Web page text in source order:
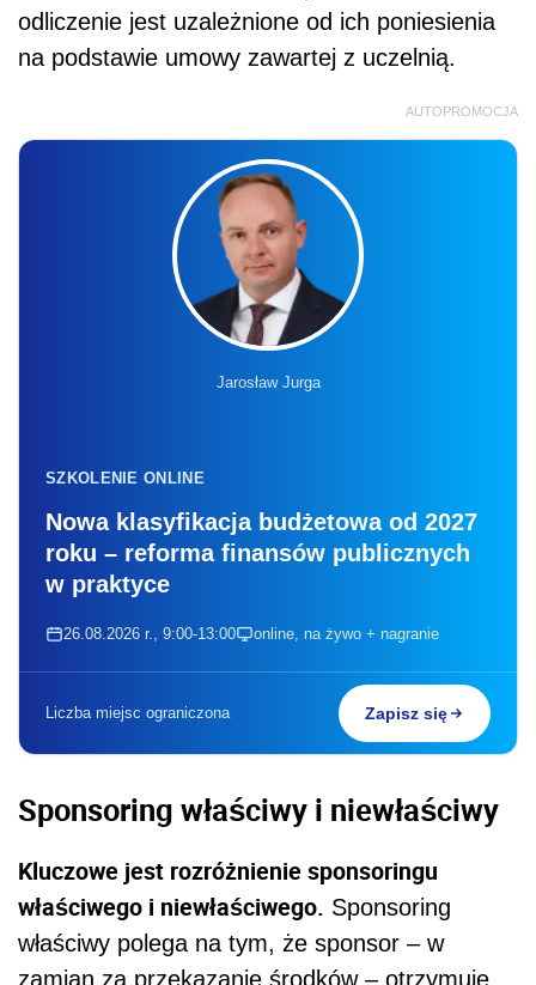
odliczenie jest uzależnione od ich poniesienia
na podstawie umowy zawartej z uczelnią.
AUTOPROMOCJA
Jarosław Jurga
SZKOLENIE ONLINE
Nowa klasyfikacja budżetowa od 2027
roku – reforma finansów publicznych
w praktyce
26.08.2026 r., 9:00-13:00 online, na żywo + nagranie
Liczba miejsc ograniczona Zapisz się
Sponsoring właściwy i niewłaściwy
Kluczowe jest rozróżnienie sponsoringu
właściwego i niewłaściwego. Sponsoring
właściwy polega na tym, że sponsor – w
zamian za przekazanie środków – otrzymuje